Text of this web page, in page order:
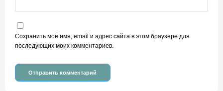
Сохранить моё имя, email и адрес сайта в этом браузере для
последующих моих комментариев.